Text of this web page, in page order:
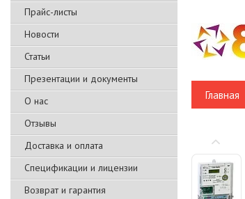
Прайс-листы
Новости
Статьи
Презентации и документы
О нас
Отзывы
Доставка и оплата
Спецификации и лицензии
Возврат и гарантия
Главная